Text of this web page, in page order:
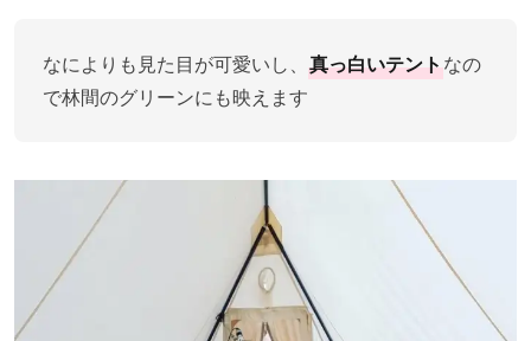
なによりも見た目が可愛いし、 真っ白いテント なの
で林間のグリーンにも映えます